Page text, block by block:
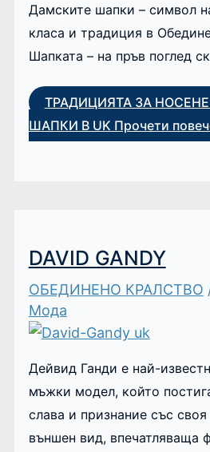
Дамските шапки – символ
класа и традиция в
Шапката – на пръв поглед
ТРАДИЦИЯТА ЗА
ШАПКИ В UK Прочети
DAVID GANDY
ОБЕДИНЕНО КРАЛСТВО
Мода
Дейвид Ганди е най-
мъжки модел, който
слава и признание със своя
външен вид, впечатляваща